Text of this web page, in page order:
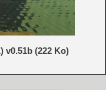
v0.51b (222 Ko)